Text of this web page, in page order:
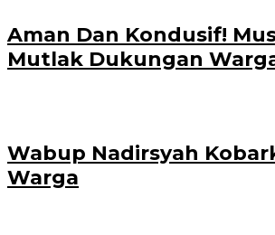
Aman Dan Kondusif!
Mutlak Dukungan
Wabup Nadirsyah
Warga